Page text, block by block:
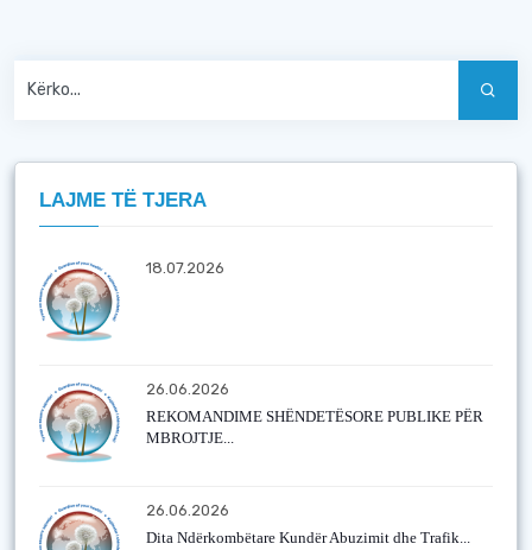
LAJME TË TJERA
18.07.2026
26.06.2026
REKOMANDIME SHËNDETËSORE PUBLIKE PËR
MBROJTJE...
26.06.2026
Dita Ndërkombëtare Kundër Abuzimit dhe Trafik...